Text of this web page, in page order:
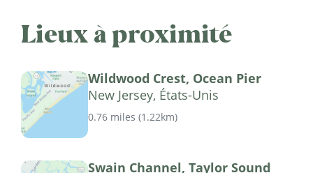
Lieux à proximité
Wildwood Crest, Ocean Pier
New Jersey, États-Unis
0.76 miles (1.22km)
Swain Channel, Taylor Sound